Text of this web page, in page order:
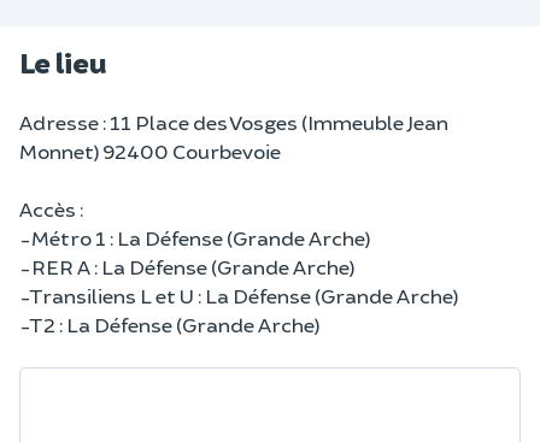
Le lieu
Adresse : 11 Place des Vosges (Immeuble Jean
Monnet) 92400 Courbevoie
Accès :
-Métro 1 : La Défense (Grande Arche)
-RER A : La Défense (Grande Arche)
-Transiliens L et U : La Défense (Grande Arche)
-T2 : La Défense (Grande Arche)